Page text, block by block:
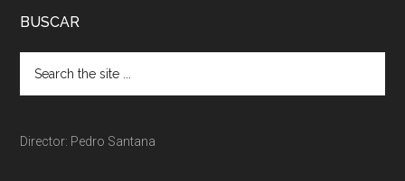
BUSCAR
Director: Pedro Santana